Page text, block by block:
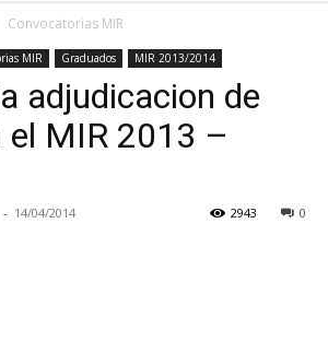
Convocatorias MIR
MIR Graduados MIR 2013/2014
adjudicacion de
el MIR 2013 –
- 14/04/2014 0
2943